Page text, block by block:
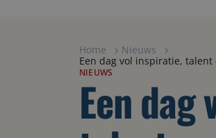
Home
Nieuws
Een dag vol inspiratie, talent
NIEUWS
Een